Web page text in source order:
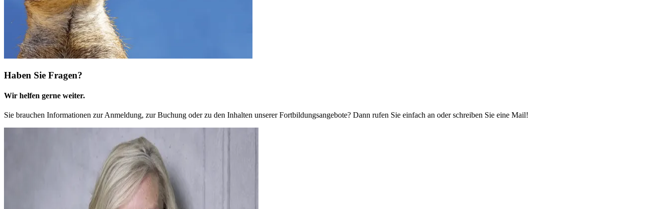
Haben Sie Fragen?
Wir helfen gerne weiter.
Sie brauchen Informationen zur Anmeldung, zur Buchung oder zu den Inhalten unserer Fortbildungsangebote? Dann rufen Sie einfach an oder schreiben Sie eine Mail!